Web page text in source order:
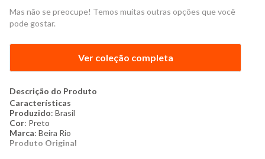
Mas não se preocupe! Temos muitas outras opções que você
pode gostar.
Ver coleção completa
Descrição do Produto
Características
Produzido:​ Brasil
Cor: Preto
Marca: Beira Rio​
Produto Original